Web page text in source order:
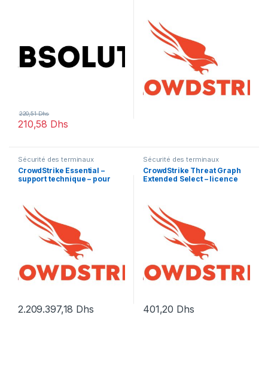
210,58 Dhs
220,51Dhs
Sécurité des terminaux
CrowdStrike Essential –
support technique – pour
2.209.397,18 Dhs
Sécurité des terminaux
CrowdStrike Threat Graph
Extended Select – licence
401,20 Dhs